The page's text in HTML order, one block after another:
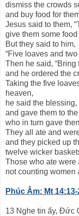
dismiss the crowds
and buy food for
Jesus said to them,
give them some food
But they said to him,
“Five loaves and
Then he said, “Bring
and he ordered the
Taking the five
heaven,
he said the
and gave them to
who in turn gave
They all ate and
and they picked up
twelve wicker
Those who ate were
not counting women
Phúc Âm: Mt 14:13-
13 Nghe tin ấy, Đức